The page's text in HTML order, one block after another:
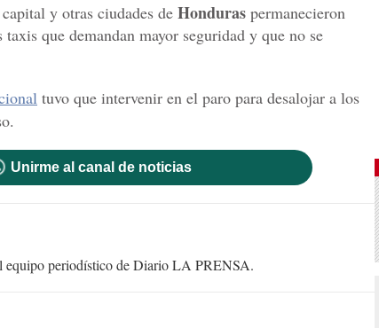
y otras ciudades de Honduras permanecieron
que demandan mayor seguridad y que no se
tuvo que intervenir en el paro para desalojar a los
Unirme al canal de noticias
equipo periodístico de Diario LA PRENSA.